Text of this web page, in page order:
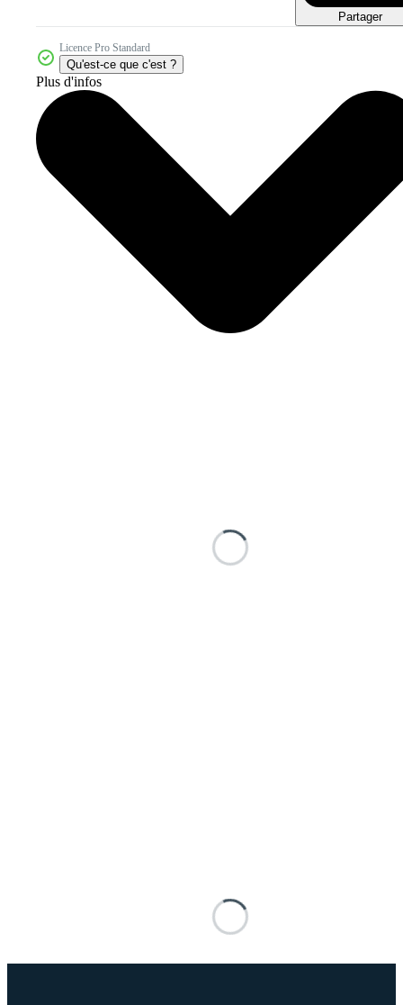
Partager
Licence Pro Standard
Qu'est-ce que c'est ?
Plus d'infos